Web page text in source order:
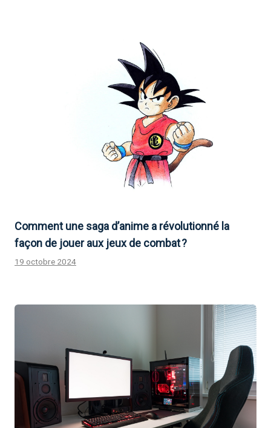
Comment une saga d’anime a révolutionné la
façon de jouer aux jeux de combat ?
19 octobre 2024